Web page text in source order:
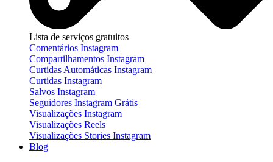
Lista de serviços gratuitos
Comentários Instagram
Compartilhamentos Instagram
Curtidas Automáticas Instagram
Curtidas Instagram
Salvos Instagram
Seguidores Instagram Grátis
Visualizações Instagram
Visualizações Reels
Visualizações Stories Instagram
Blog